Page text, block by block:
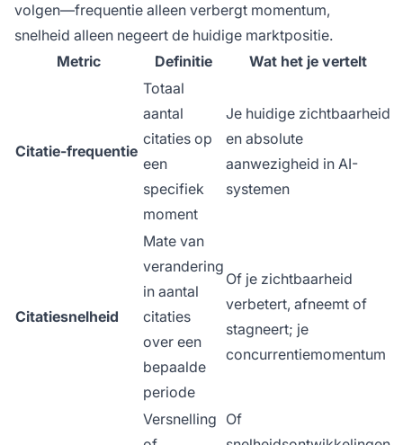
volgen—frequentie alleen verbergt momentum,
snelheid alleen negeert de huidige marktpositie.
Metric
Definitie Wat het je vertelt
Citatie-frequentie
Totaal
aantal
citaties op
een
specifiek
moment
Je huidige zichtbaarheid
en absolute
aanwezigheid in AI-
systemen
Citatiesnelheid
Mate van
verandering
in aantal
citaties
over een
bepaalde
periode
Of je zichtbaarheid
verbetert, afneemt of
stagneert; je
concurrentiemomentum
Versnelling Of